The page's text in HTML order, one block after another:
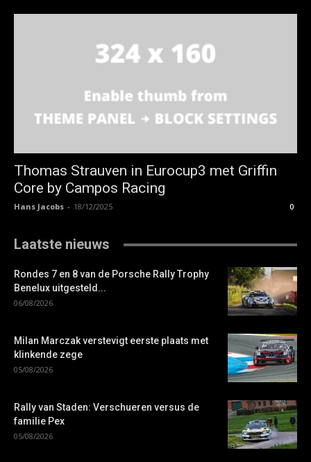
Thomas Strauven in Eurocup3 met Griffin
Core by Campos Racing
Hans Jacobs - 18/12/2025 0
Laatste nieuws
Rondes 7 en 8 van de Porsche Rally Trophy
Benelux uitgesteld...
06/08/2026
Milan Marczak verstevigt eerste plaats met
klinkende zege
05/08/2026
Rally van Staden: Verschueren versus de
familie Pex
05/08/2026